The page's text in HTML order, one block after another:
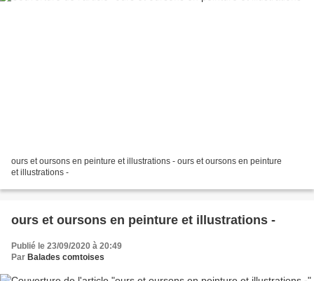
ours et oursons en peinture et illustrations - ours et oursons en peinture
et illustrations -
ours et oursons en peinture et illustrations -
Publié le 23/09/2020 à 20:49
Par Balades comtoises